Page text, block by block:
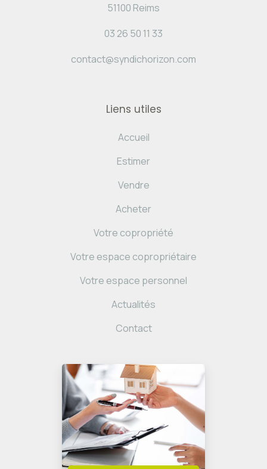
51100 Reims
03 26 50 11 33
contact@syndichorizon.com
Liens utiles
Accueil
Estimer
Vendre
Acheter
Votre copropriété
Votre espace copropriétaire
Votre espace personnel
Actualités
Contact